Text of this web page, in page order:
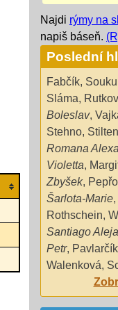
Najdi rýmy na
napiš báseň.
Poslední
Fabčík,
Sláma,
Boleslav,
Stehno,
Romana
Violetta,
Zbyšek,
Šarlota-Marie,
Rothschein,
Santiago
Petr,
Walenková,